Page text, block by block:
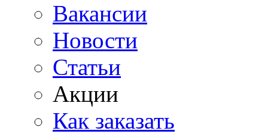
Вакансии
Новости
Статьи
Акции
Как заказать